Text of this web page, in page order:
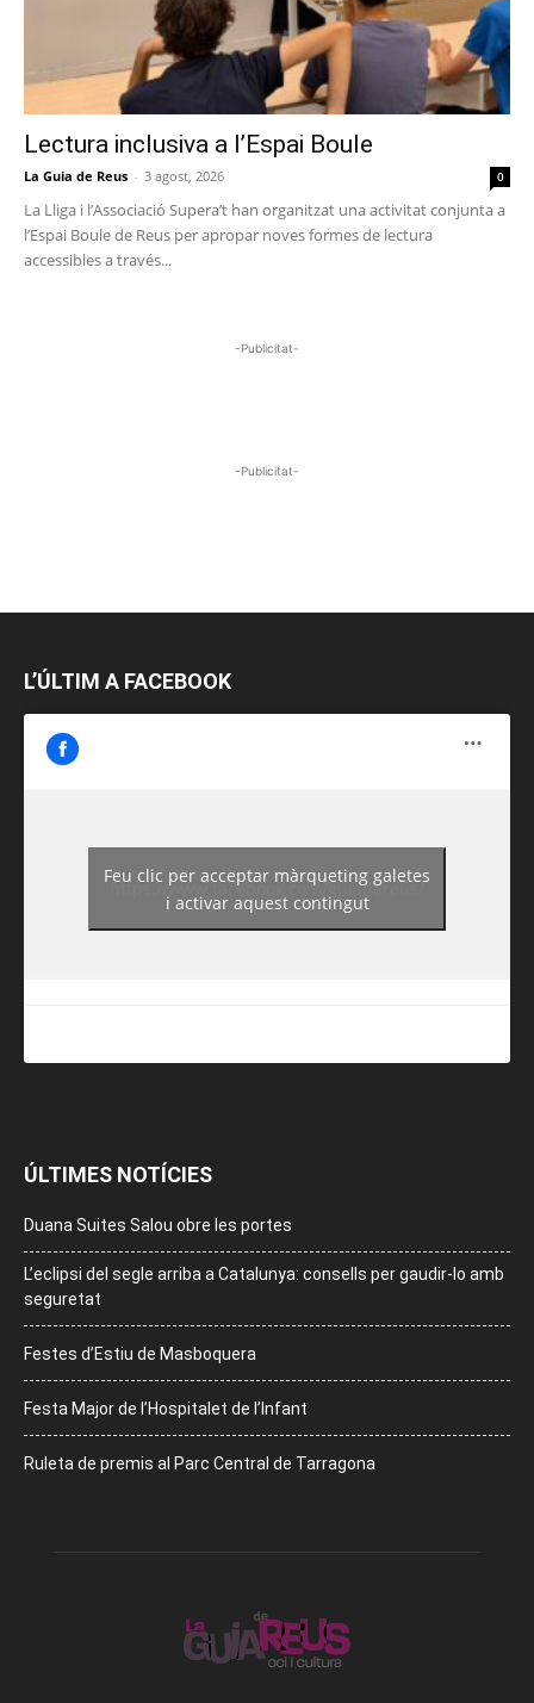
Lectura inclusiva a l’Espai Boule
La Guia de Reus - 3 agost, 2026 0
La Lliga i l’Associació Supera’t han organitzat una activitat conjunta a
l’Espai Boule de Reus per apropar noves formes de lectura
accessibles a través...
-Publicitat-
-Publicitat-
L’ÚLTIM A FACEBOOK
https://www.facebook.com/guiadereus/
Feu clic per acceptar màrqueting galetes
i activar aquest contingut
ÚLTIMES NOTÍCIES
Duana Suites Salou obre les portes
L’eclipsi del segle arriba a Catalunya: consells per gaudir-lo amb
seguretat
Festes d’Estiu de Masboquera
Festa Major de l’Hospitalet de l’Infant
Ruleta de premis al Parc Central de Tarragona